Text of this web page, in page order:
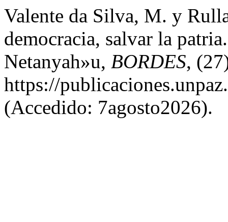
Valente da Silva, M. y
democracia, salvar la
Netanyah»u, BORDES,
https://
(Accedido: 7agosto2026).